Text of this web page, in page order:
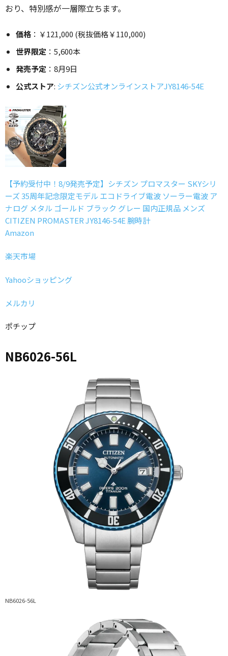
おり、特別感が一層際立ちます。
価格 ：￥121,000 (税抜価格￥110,000)
世界限定 ：5,600本
発売予定 ：8月9日
公式ストア: シチズン公式オンラインストアJY8146-54E
【予約受付中！8/9発売予定】シチズン プロマスター SKYシリ
ーズ 35周年記念限定モデル エコドライブ電波 ソーラー電波 ア
ナログ メタル ゴールド ブラック グレー 国内正規品 メンズ
CITIZEN PROMASTER JY8146-54E 腕時計
Amazon
楽天市場
Yahooショッピング
メルカリ
ポチップ
NB6026-56L
NB6026-56L